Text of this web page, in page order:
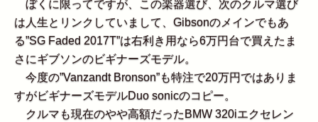
ぼくに限ってですが、この楽器選び、次のクルマ選び
は人生とリンクしていまして、Gibsonのメインでもあ
る”SG Faded 2017T”は右利き用なら6万円台で買えたま
さにギブソンのビギナーズモデル。
今度の”Vanzandt Bronson”も特注で20万円ではありま
すがビギナーズモデルDuo sonicのコピー。
クルマも現在のやや高額だったBMW 320iエクセレン